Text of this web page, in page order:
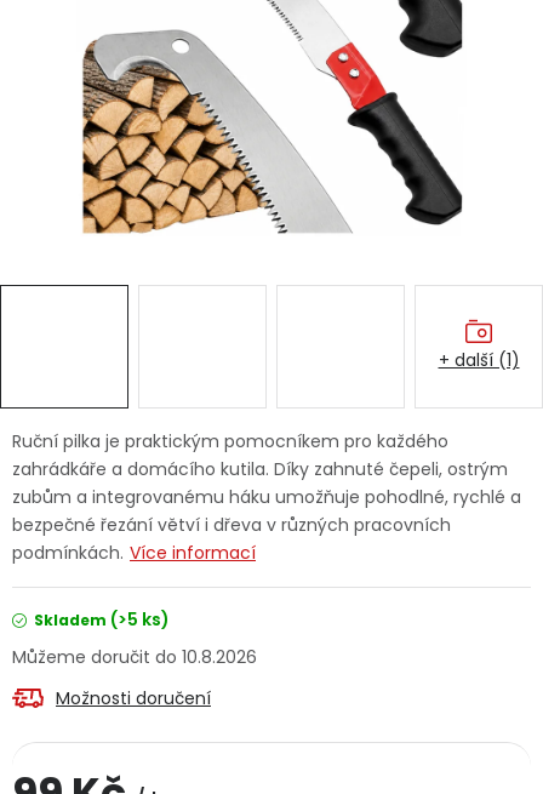
Autodoplňky
Vánoce
Značky
Servis nářadí Hodnocení obchodu
Ruční pilka je praktickým pomocníkem pro každého
zahrádkáře a domácího kutila. Díky zahnuté čepeli, ostrým
zubům a integrovanému háku umožňuje pohodlné, rychlé a
bezpečné řezání větví i dřeva v různých pracovních
podmínkách. Více informací
Skladem (>5 ks)
10.8.2026
Možnosti doručení
+ další (1)